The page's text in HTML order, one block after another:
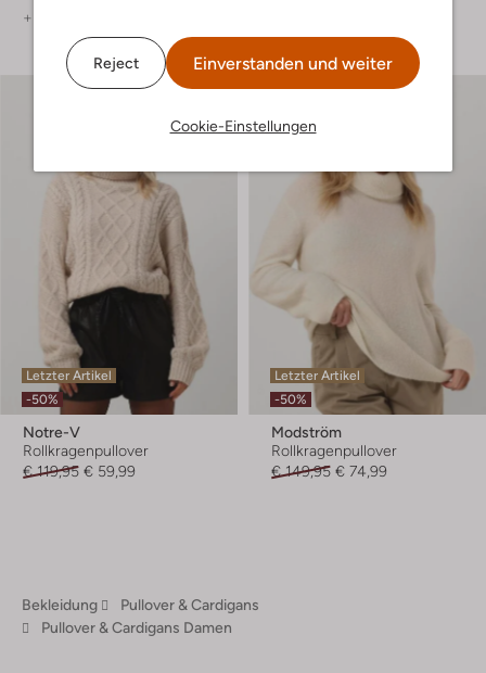
Reject Einverstanden und weiter
Cookie-Einstellungen
+ mehr farben
Letzter Artikel
-50%
Notre-V
Rollkragenpullover
€ 119,95 € 59,99
Letzter Artikel
-50%
Modström
Rollkragenpullover
€ 149,95 € 74,99
Bekleidung
Pullover & Cardigans
Pullover & Cardigans Damen